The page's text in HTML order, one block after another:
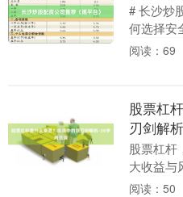
# 长沙炒
何选择安
市场的不
阅读：69
股票杠
刃剑解
股票杠杆
大收益与
一把双刃
阅读：50